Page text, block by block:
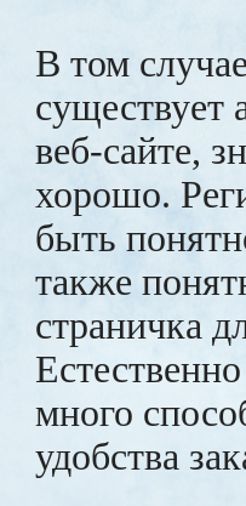
В том
существует
веб-сайте,
хорошо.
быть
также
страничка
много
удобства